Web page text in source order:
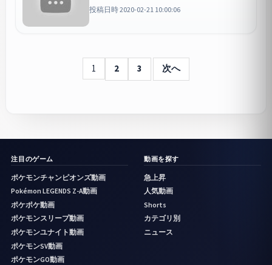
投稿日時 2020-02-21 10:00:06
1 2 3 次へ
注目のゲーム
ポケモンチャンピオンズ動画
Pokémon LEGENDS Z-A動画
ポケポケ動画
ポケモンスリープ動画
ポケモンユナイト動画
ポケモンSV動画
ポケモンGO動画
動画を探す
急上昇
人気動画
Shorts
カテゴリ別
ニュース